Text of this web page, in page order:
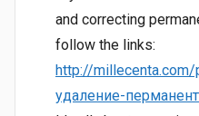
and correcting
follow the links:
http://
удаление-